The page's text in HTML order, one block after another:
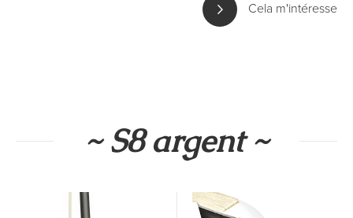
Cela m'intéresse
~ S8 argent ~